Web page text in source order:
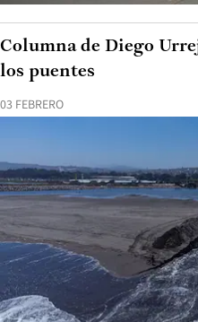
03 FEBRERO
Columna de Diego
los puentes